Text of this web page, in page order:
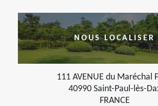
NOUS LOCALISER
111 AVENUE du Maréchal
40990 Saint-Paul-lès-
FRANCE